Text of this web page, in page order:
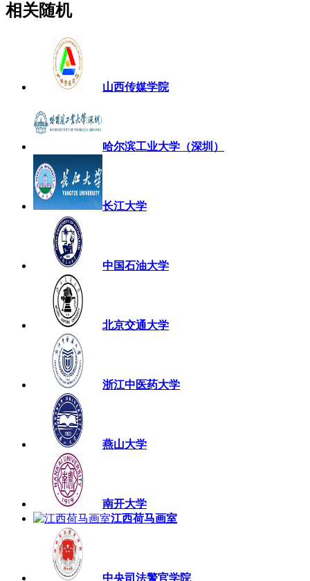
相关随机
山西传媒学院
哈尔滨工业大学（深圳）
长江大学
中国石油大学
北京交通大学
浙江中医药大学
燕山大学
南开大学
江西荷马画室
中央司法警官学院